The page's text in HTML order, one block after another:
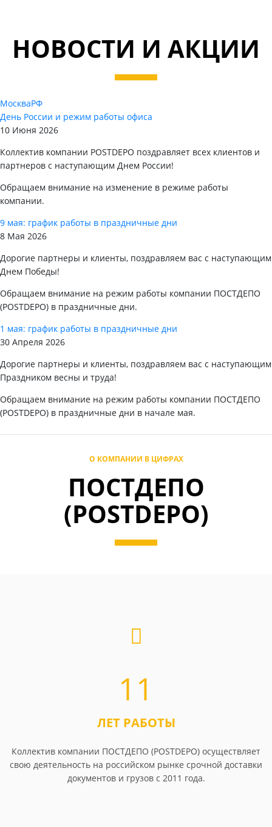
НОВОСТИ И АКЦИИ
МоскваРФ
День России и режим работы офиса
10 Июня 2026
Коллектив компании POSTDEPO поздравляет всех клиентов и
партнеров с наступающим Днем России!
Обращаем внимание на изменение в режиме работы
компании.
9 мая: график работы в праздничные дни
8 Мая 2026
Дорогие партнеры и клиенты, поздравляем вас с наступающим
Днем Победы!
Обращаем внимание на режим работы компании ПОСТДЕПО
(POSTDEPO) в праздничные дни.
1 мая: график работы в праздничные дни
30 Апреля 2026
Дорогие партнеры и клиенты, поздравляем вас с наступающим
Праздником весны и труда!
Обращаем внимание на режим работы компании ПОСТДЕПО
(POSTDEPO) в праздничные дни в начале мая.
О КОМПАНИИ В ЦИФРАХ
ПОСТДЕПО
(POSTDEPO)
11
ЛЕТ РАБОТЫ
Коллектив компании ПОСТДЕПО (POSTDEPO) осуществляет
свою деятельность на российском рынке срочной доставки
документов и грузов с 2011 года.